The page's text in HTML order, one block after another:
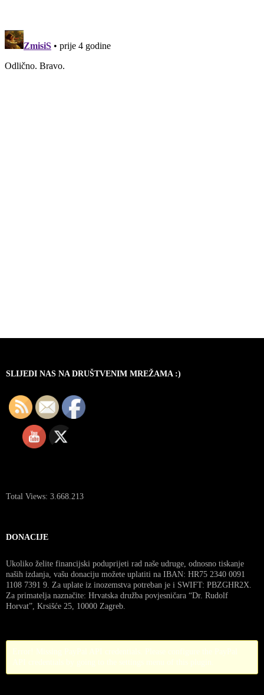
SLIJEDI NAS NA DRUŠTVENIM MREŽAMA :)
Total Views: 3.668.213
DONACIJE
Ukoliko želite financijski poduprijeti rad naše udruge, odnosno tiskanje
naših izdanja, vašu donaciju možete uplatiti na IBAN: HR75 2340 0091
1108 7391 9. Za uplate iz inozemstva potreban je i SWIFT: PBZGHR2X.
Za primatelja naznačite: Hrvatska družba povjesničara “Dr. Rudolf
Horvat”, Krsišće 25, 10000 Zagreb.